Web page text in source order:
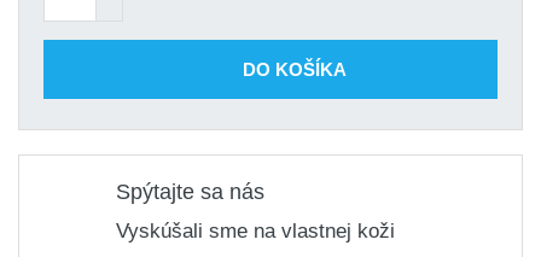
DO KOŠÍKA
Spýtajte sa nás
Vyskúšali sme na vlastnej koži